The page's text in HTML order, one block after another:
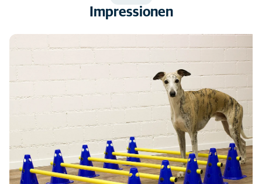
Impressionen